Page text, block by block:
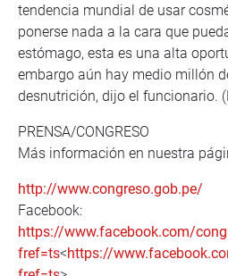
tendencia mundial de usar
ponerse nada a la cara que
estómago, esta es una alta
embargo aún hay medio millón
desnutrición, dijo el funcionario.
PRENSA/CONGRESO
Más información en nuestra
http://www.congreso.gob.pe/
Facebook:
https://www.facebook.com/
fref=ts<https://